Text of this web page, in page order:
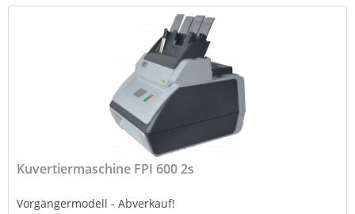
Kuvertiermaschine FPI 600 2s
Vorgängermodell - Abverkauf!